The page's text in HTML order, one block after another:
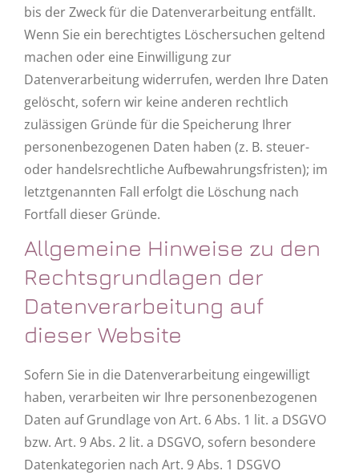
bis der Zweck für die Datenverarbeitung entfällt.
Wenn Sie ein berechtigtes Löschersuchen geltend
machen oder eine Einwilligung zur
Datenverarbeitung widerrufen, werden Ihre Daten
gelöscht, sofern wir keine anderen rechtlich
zulässigen Gründe für die Speicherung Ihrer
personenbezogenen Daten haben (z. B. steuer-
oder handelsrechtliche Aufbewahrungsfristen); im
letztgenannten Fall erfolgt die Löschung nach
Fortfall dieser Gründe.
Allgemeine Hinweise zu den
Rechtsgrundlagen der
Datenverarbeitung auf
dieser Website
Sofern Sie in die Datenverarbeitung eingewilligt
haben, verarbeiten wir Ihre personenbezogenen
Daten auf Grundlage von Art. 6 Abs. 1 lit. a DSGVO
bzw. Art. 9 Abs. 2 lit. a DSGVO, sofern besondere
Datenkategorien nach Art. 9 Abs. 1 DSGVO